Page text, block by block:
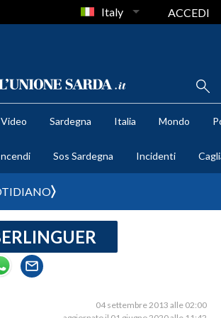
Italy ACCEDI
Video Sardegna Italia Mondo
Sos Sardegna Incidenti
04 settembre 2013 alle 02:00